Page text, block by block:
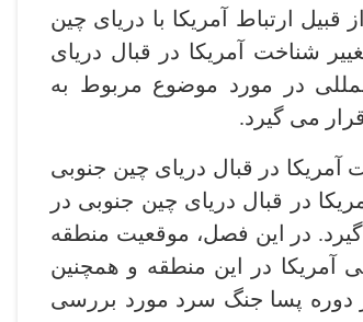
ارتباط آمریکا با دریای چین
شناخت آمریکا در قبال دریای
در مورد موضوع مربوط به
می ­گیرد.
در قبال دریای چین جنوبی
در قبال دریای چین جنوبی در
در این فصل، موقعیت منطقه
آمریکا در این منطقه و همچنین
دوره پسا جنگ سرد مورد بررسی